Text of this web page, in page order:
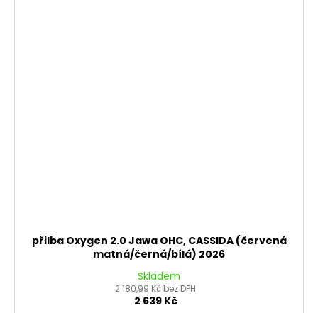
přilba Oxygen 2.0 Jawa OHC, CASSIDA (červená
matná/černá/bílá) 2026
Skladem
2 180,99 Kč bez DPH
2 639 Kč